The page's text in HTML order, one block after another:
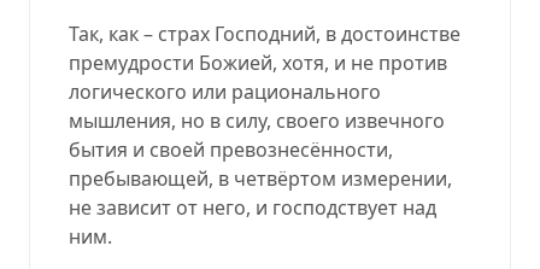
Так, как – страх Господний, в достоинстве
премудрости Божией, хотя, и не против
логического или рационального
мышления, но в силу, своего извечного
бытия и своей превознесённости,
пребывающей, в четвёртом измерении,
не зависит от него, и господствует над
ним.